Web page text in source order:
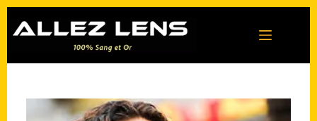
contenu